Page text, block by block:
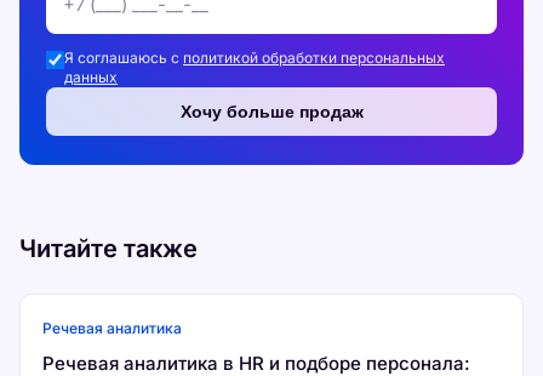
Я соглашаюсь с политикой обработки персональных
данных
Хочу больше продаж
Читайте также
Речевая аналитика
Речевая аналитика в HR и подборе персонала: